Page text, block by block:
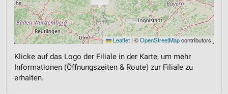
Leaflet | ©OpenStreetMapcontributors
Klicke auf das Logo der Filiale in der Karte, um mehr
Informationen (Öffnungszeiten & Route) zur Filiale zu
erhalten.